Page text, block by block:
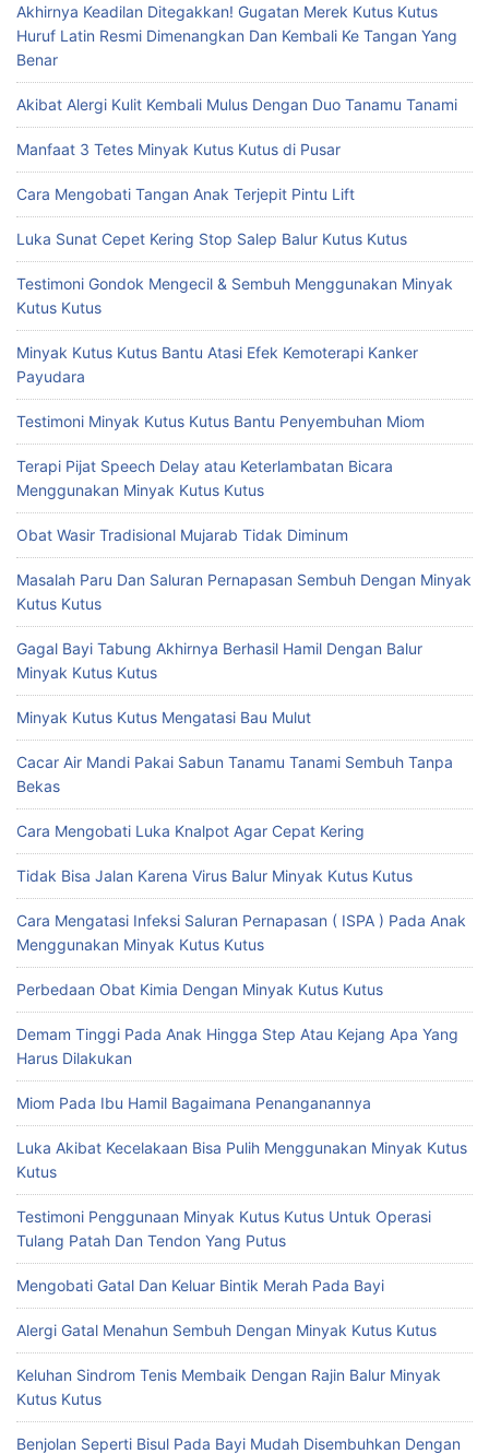
Akhirnya Keadilan Ditegakkan! Gugatan Merek Kutus Kutus
Huruf Latin Resmi Dimenangkan Dan Kembali Ke Tangan Yang
Benar
Akibat Alergi Kulit Kembali Mulus Dengan Duo Tanamu Tanami
Manfaat 3 Tetes Minyak Kutus Kutus di Pusar
Cara Mengobati Tangan Anak Terjepit Pintu Lift
Luka Sunat Cepet Kering Stop Salep Balur Kutus Kutus
Testimoni Gondok Mengecil & Sembuh Menggunakan Minyak
Kutus Kutus
Minyak Kutus Kutus Bantu Atasi Efek Kemoterapi Kanker
Payudara
Testimoni Minyak Kutus Kutus Bantu Penyembuhan Miom
Terapi Pijat Speech Delay atau Keterlambatan Bicara
Menggunakan Minyak Kutus Kutus
Obat Wasir Tradisional Mujarab Tidak Diminum
Masalah Paru Dan Saluran Pernapasan Sembuh Dengan Minyak
Kutus Kutus
Gagal Bayi Tabung Akhirnya Berhasil Hamil Dengan Balur
Minyak Kutus Kutus
Minyak Kutus Kutus Mengatasi Bau Mulut
Cacar Air Mandi Pakai Sabun Tanamu Tanami Sembuh Tanpa
Bekas
Cara Mengobati Luka Knalpot Agar Cepat Kering
Tidak Bisa Jalan Karena Virus Balur Minyak Kutus Kutus
Cara Mengatasi Infeksi Saluran Pernapasan ( ISPA ) Pada Anak
Menggunakan Minyak Kutus Kutus
Perbedaan Obat Kimia Dengan Minyak Kutus Kutus
Demam Tinggi Pada Anak Hingga Step Atau Kejang Apa Yang
Harus Dilakukan
Miom Pada Ibu Hamil Bagaimana Penanganannya
Luka Akibat Kecelakaan Bisa Pulih Menggunakan Minyak Kutus
Kutus
Testimoni Penggunaan Minyak Kutus Kutus Untuk Operasi
Tulang Patah Dan Tendon Yang Putus
Mengobati Gatal Dan Keluar Bintik Merah Pada Bayi
Alergi Gatal Menahun Sembuh Dengan Minyak Kutus Kutus
Keluhan Sindrom Tenis Membaik Dengan Rajin Balur Minyak
Kutus Kutus
Benjolan Seperti Bisul Pada Bayi Mudah Disembuhkan Dengan